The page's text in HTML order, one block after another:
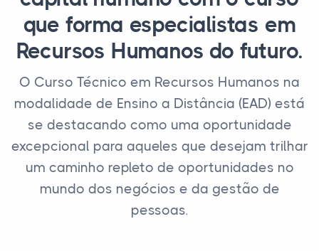
que forma especialistas em
Recursos Humanos do futuro.
O Curso Técnico em Recursos Humanos na
modalidade de Ensino a Distância (EAD) está
se destacando como uma oportunidade
excepcional para aqueles que desejam trilhar
um caminho repleto de oportunidades no
mundo dos negócios e da gestão de
pessoas.